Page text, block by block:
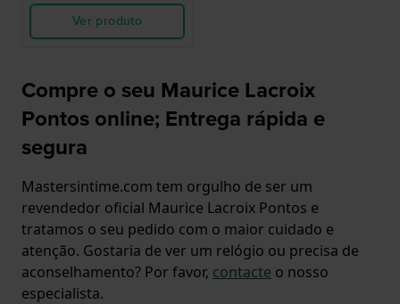
Ver produto
Compre o seu Maurice Lacroix
Pontos online; Entrega rápida e
segura
Mastersintime.com tem orgulho de ser um
revendedor oficial Maurice Lacroix Pontos e
tratamos o seu pedido com o maior cuidado e
atenção. Gostaria de ver um relógio ou precisa de
aconselhamento? Por favor, contacte o nosso
especialista.